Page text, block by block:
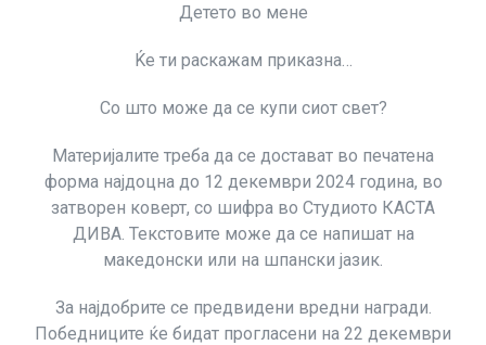
Детето во мене
Ќе ти раскажам приказна…
Со што може да се купи сиот свет?
Материјалите треба да се достават во печатена
форма најдоцна до 12 декември 2024 година, во
затворен коверт, со шифра во Студиото КАСТА
ДИВА. Текстовите може да се напишат на
македонски или на шпански јазик.
За најдобрите се предвидени вредни награди.
Победниците ќе бидат прогласени на 22 декември